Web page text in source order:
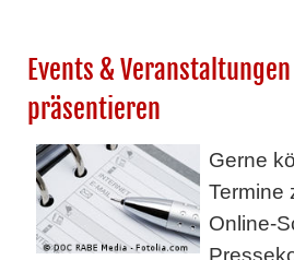
Events &
präsentieren
Gerne
Termine
Online-